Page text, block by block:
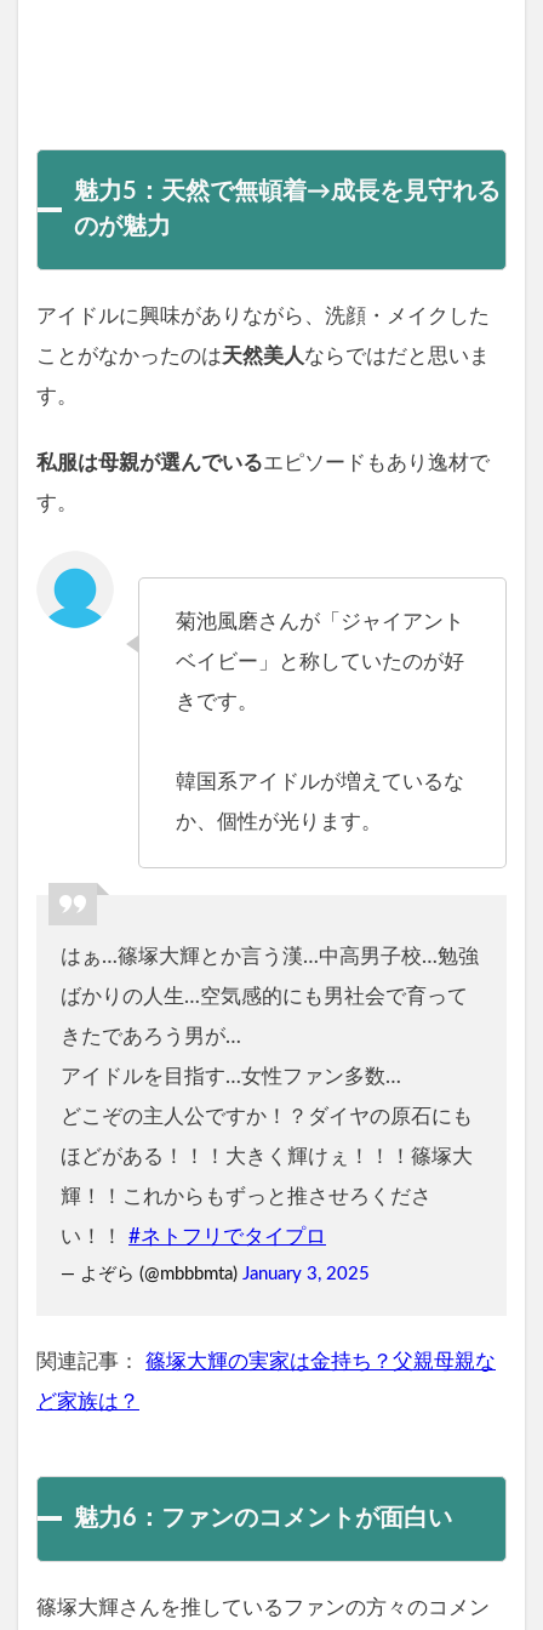
魅力5：天然で無頓着→成長を見守れる
のが魅力
アイドルに興味がありながら、洗顔・メイクした
ことがなかったのは天然美人ならではだと思いま
す。
私服は母親が選んでいるエピソードもあり逸材で
す。
菊池風磨さんが「ジャイアント
ベイビー」と称していたのが好
きです。
韓国系アイドルが増えているな
か、個性が光ります。
はぁ…篠塚大輝とか言う漢…中高男子校…勉強
ばかりの人生…空気感的にも男社会で育って
きたであろう男が…
アイドルを目指す…女性ファン多数…
どこぞの主人公ですか！？ダイヤの原石にも
ほどがある！！！大きく輝けぇ！！！篠塚大
輝！！これからもずっと推させろくださ
い！！ #ネトフリでタイプロ
— よぞら (@mbbbmta) January 3, 2025
関連記事： 篠塚大輝の実家は金持ち？父親母親な
ど家族は？
魅力6：ファンのコメントが面白い
篠塚大輝さんを推しているファンの方々のコメン